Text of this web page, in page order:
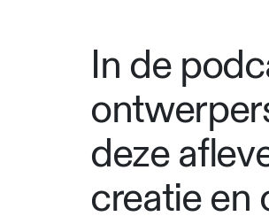
In de
deze
creatie en